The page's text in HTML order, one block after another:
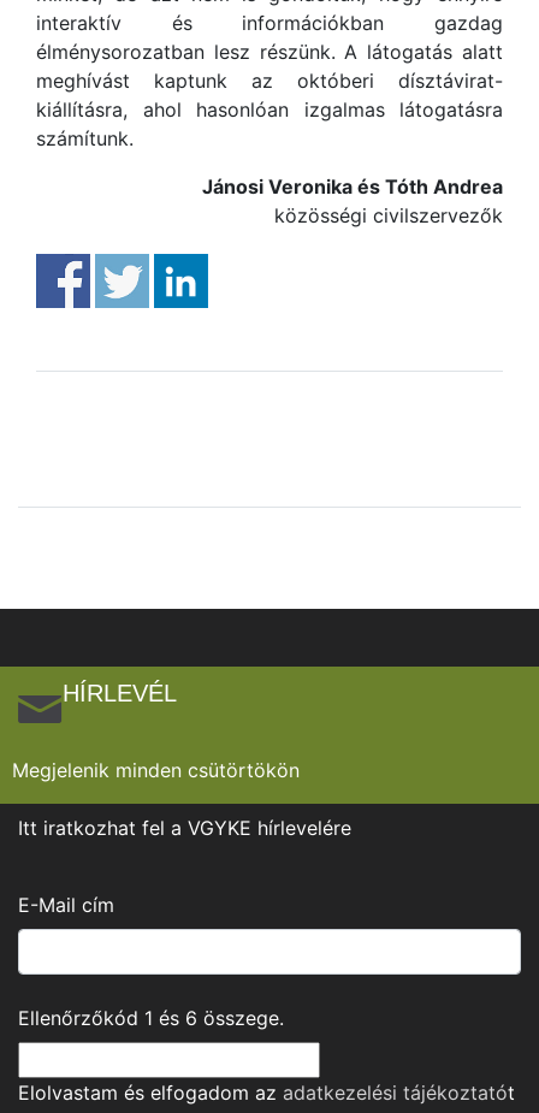
interaktív és információkban gazdag
élménysorozatban lesz részünk. A látogatás alatt
meghívást kaptunk az októberi dísztávirat-
kiállításra, ahol hasonlóan izgalmas látogatásra
számítunk.
Jánosi Veronika és Tóth Andrea
közösségi civilszervezők
HÍRLEVÉL
Megjelenik minden csütörtökön
Itt iratkozhat fel a VGYKE hírlevelére
E-Mail cím
Ellenőrzőkód 1 és 6 összege.
Elolvastam és elfogadom az adatkezelési tájékoztatót